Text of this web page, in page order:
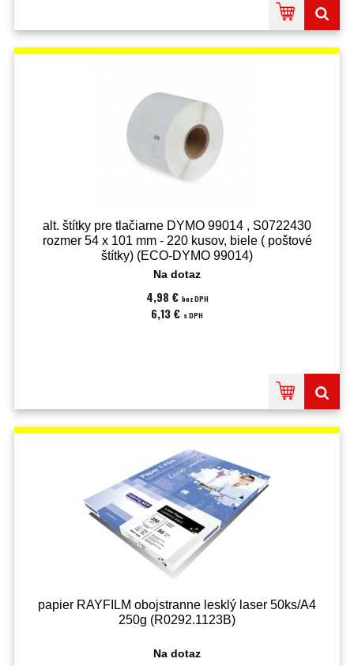
alt. štítky pre tlačiarne DYMO 99014 , S0722430
rozmer 54 x 101 mm - 220 kusov, biele ( poštové
štítky) (ECO-DYMO 99014)
Na dotaz
4,98 € bez DPH
6,13 € s DPH
papier RAYFILM obojstranne lesklý laser 50ks/A4
250g (R0292.1123B)
Na dotaz